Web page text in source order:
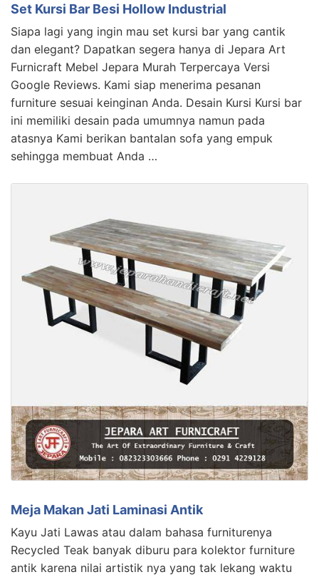
Set Kursi Bar Besi Hollow Industrial
Siapa lagi yang ingin mau set kursi bar yang cantik
dan elegant? Dapatkan segera hanya di Jepara Art
Furnicraft Mebel Jepara Murah Terpercaya Versi
Google Reviews. Kami siap menerima pesanan
furniture sesuai keinginan Anda. Desain Kursi Kursi bar
ini memiliki desain pada umumnya namun pada
atasnya Kami berikan bantalan sofa yang empuk
sehingga membuat Anda …
Meja Makan Jati Laminasi Antik
Kayu Jati Lawas atau dalam bahasa furniturenya
Recycled Teak banyak diburu para kolektor furniture
antik karena nilai artistik nya yang tak lekang waktu